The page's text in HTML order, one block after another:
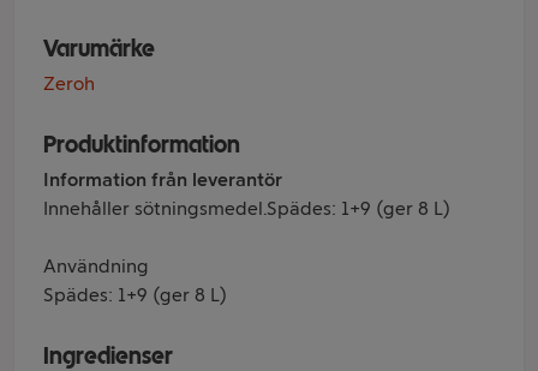
Varumärke
Zeroh
Produktinformation
Information från leverantör
Innehåller sötningsmedel.Spädes: 1+9 (ger 8 L)
Användning
Spädes: 1+9 (ger 8 L)
Ingredienser